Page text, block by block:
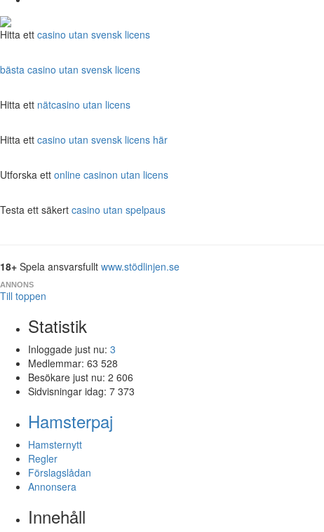
Hitta ett casino utan svensk licens
bästa casino utan svensk licens
Hitta ett nätcasino utan licens
Hitta ett casino utan svensk licens här
Utforska ett online casinon utan licens
Testa ett säkert casino utan spelpaus
18+ Spela ansvarsfullt www.stödlinjen.se
ANNONS
Till toppen
Statistik
Inloggade just nu: 3
Medlemmar: 63 528
Besökare just nu: 2 606
Sidvisningar idag: 7 373
Hamsterpaj
Hamsternytt
Regler
Förslagslådan
Annonsera
Innehåll